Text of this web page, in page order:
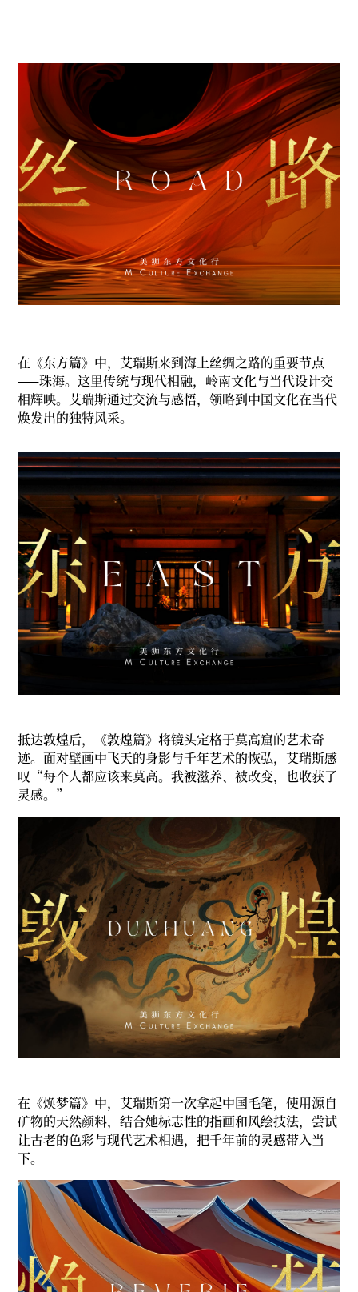
在《东方篇》中，艾瑞斯来到海上丝绸之路的重要节点
——珠海。这里传统与现代相融，岭南文化与当代设计交
相辉映。艾瑞斯通过交流与感悟，领略到中国文化在当代
焕发出的独特风采。
抵达敦煌后，《敦煌篇》将镜头定格于莫高窟的艺术奇
迹。面对壁画中飞天的身影与千年艺术的恢弘，艾瑞斯感
叹“每个人都应该来莫高。我被滋养、被改变，也收获了
灵感。”
在《焕梦篇》中，艾瑞斯第一次拿起中国毛笔，使用源自
矿物的天然颜料，结合她标志性的指画和风绘技法，尝试
让古老的色彩与现代艺术相遇，把千年前的灵感带入当
下。